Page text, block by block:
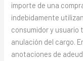
importe de una
indebidamente
consumidor y usuario
anulación del cargo.
anotaciones de